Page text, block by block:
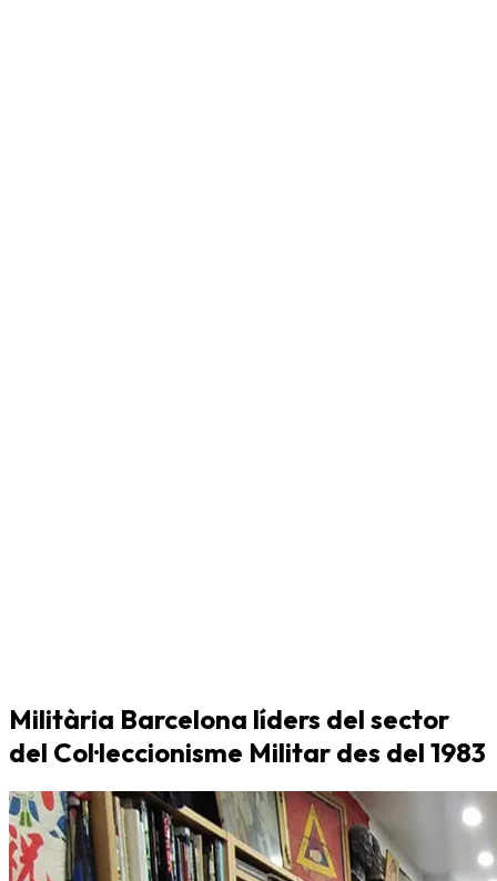
Militària Barcelona líders del sector
del Col·leccionisme Militar des del 1983